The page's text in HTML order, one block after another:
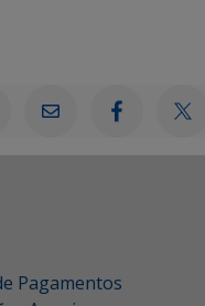
Pagamentos